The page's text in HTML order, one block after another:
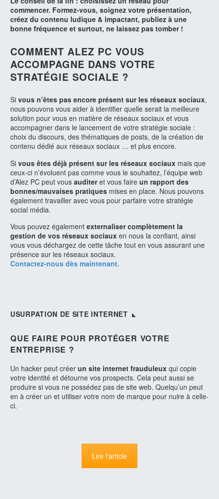
commencer. Formez-vous, soignez votre présentation,
créez du contenu ludique & impactant, publiez à une
bonne fréquence et surtout, ne laissez pas tomber !
COMMENT ALEZ PC VOUS
ACCOMPAGNE DANS VOTRE
STRATÉGIE SOCIALE ?
Si vous n’êtes pas encore présent sur les réseaux sociaux,
nous pouvons vous aider à identifier quelle serait la meilleure
solution pour vous en matière de réseaux sociaux et vous
accompagner dans le lancement de votre stratégie sociale :
choix du discours, des thématiques de posts, de la création de
contenu dédié aux réseaux sociaux … et plus encore.
Si vous êtes déjà présent sur les réseaux sociaux mais que
ceux-ci n’évoluent pas comme vous le souhaitez, l’équipe web
d’Alez PC peut vous auditeret vous faire un rapport des
bonnes/mauvaises pratiques mises en place. Nous pouvons
également travailler avec vous pour parfaire votre stratégie
social média.
Vous pouvez également externaliser complètement la
gestion de vos réseaux sociaux en nous la confiant, ainsi
vous vous déchargez de cette tâche tout en vous assurant une
présence sur les réseaux sociaux.
Contactez-nous dès maintenant.
USURPATION DE SITE INTERNET
QUE FAIRE POUR PROTÉGER VOTRE
ENTREPRISE ?
Un hacker peut créer un site internet frauduleux qui copie
votre identité et détourne vos prospects. Cela peut aussi se
produire si vous ne possédez pas de site web. Quelqu’un peut
en à créer un et utiliser votre nom de marque pour nuire à celle-
ci.
Lire l'article